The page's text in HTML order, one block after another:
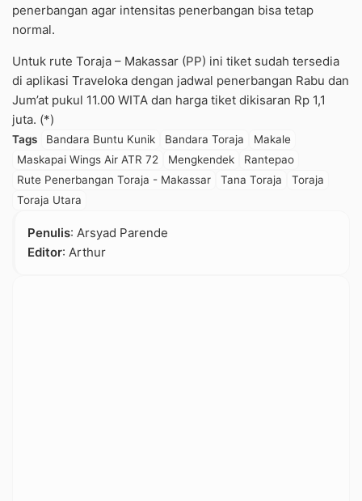
penerbangan agar intensitas penerbangan bisa tetap
normal.
Untuk rute Toraja – Makassar (PP) ini tiket sudah tersedia
di aplikasi Traveloka dengan jadwal penerbangan Rabu dan
Jum’at pukul 11.00 WITA dan harga tiket dikisaran Rp 1,1
juta. (*)
Tags Bandara Buntu Kunik Bandara Toraja
Makale
Maskapai Wings Air ATR 72
Mengkendek
Rantepao
Rute Penerbangan Toraja - Makassar
Tana Toraja
Toraja
Toraja Utara
Penulis: Arsyad Parende
Editor: Arthur